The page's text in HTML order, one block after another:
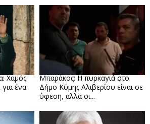
Χαμός
ένα
Μπαράκος: Η πυρκαγιά στο
Δήμο Κύμης Αλιβερίου είναι σε
ύφεση, αλλά οι...